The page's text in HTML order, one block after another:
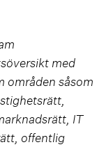
med
områden såsom
IT
offentlig